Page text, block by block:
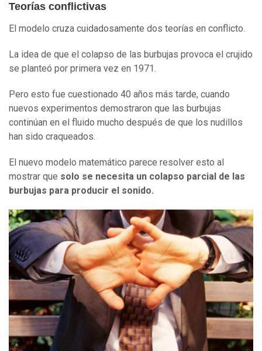
Teorías conflictivas
El modelo cruza cuidadosamente dos teorías en conflicto.
La idea de que el colapso de las burbujas provoca el crujido
se planteó por primera vez en 1971.
Pero esto fue cuestionado 40 años más tarde, cuando
nuevos experimentos demostraron que las burbujas
continúan en el fluido mucho después de que los nudillos
han sido craqueados.
El nuevo modelo matemático parece resolver esto al
mostrar que solo se necesita un colapso parcial de las
burbujas para producir el sonido.